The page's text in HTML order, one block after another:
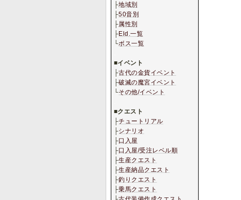
├地域別
├50音別
├属性別
├Eld.一覧
└ボス一覧
■イベント
├古代の金貨イベント
├破滅の魔宮イベント
└その他/イベント
■クエスト
├チュートリアル
├シナリオ
├口入屋
├口入屋/受注レベル順
├生産クエスト
├生産納品クエスト
├釣りクエスト
├乗馬クエスト